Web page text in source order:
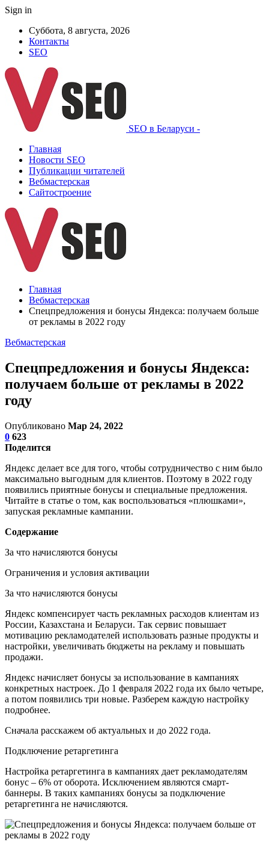
Sign in
Суббота, 8 августа, 2026
Контакты
SEO
SEO в Беларуси -
Главная
Новости SEO
Публикации читателей
Вебмастерская
Сайтостроение
Главная
Вебмастерская
Спецпредложения и бонусы Яндекса: получаем больше
от рекламы в 2022 году
Вебмастерская
Спецпредложения и бонусы Яндекса:
получаем больше от рекламы в 2022
году
Опубликовано Мар 24, 2022
0 623
Поделится
Яндекс делает все для того, чтобы сотрудничество с ним было
максимально выгодным для клиентов. Поэтому в 2022 году
появились приятные бонусы и специальные предложения.
Читайте в статье о том, как воспользоваться «плюшками»,
запуская рекламные кампании.
Содержание
За что начисляются бонусы
Ограничения и условия активации
За что начисляются бонусы
Яндекс компенсирует часть рекламных расходов клиентам из
России, Казахстана и Беларуси. Так сервис повышает
мотивацию рекламодателей использовать разные продукты и
настройки, увеличивать бюджеты на рекламу и повышать
продажи.
Яндекс начисляет бонусы за использование в кампаниях
конкретных настроек. До 1 февраля 2022 года их было четыре,
а потом появились три новые. Разберем каждую настройку
подробнее.
Сначала расскажем об актуальных и до 2022 года.
Подключение ретаргетинга
Настройка ретаргетинга в кампаниях дает рекламодателям
бонус – 6% от оборота. Исключением являются смарт-
баннеры. В таких кампаниях бонусы за подключение
ретаргетинга не начисляются.